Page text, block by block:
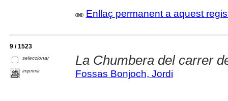
Enllaç permanent a aquest
9 / 1523
seleccionar
imprimir
La Chumbera del carrer
Fossas Bonjoch, Jordi